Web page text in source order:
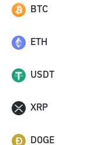
BTC
ETH
USDT
XRP
DOGE